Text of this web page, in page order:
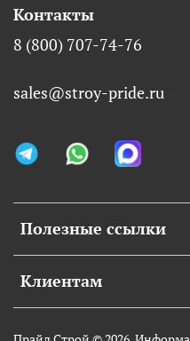
Полезные ссылки
Клиентам
Контакты
8 (800) 707-74-76
sales@stroy-pride.ru